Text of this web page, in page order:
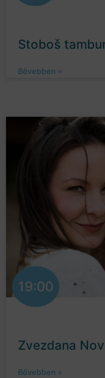
Stoboš
Bővebben »
19:00
Zvezdana
Bővebben »